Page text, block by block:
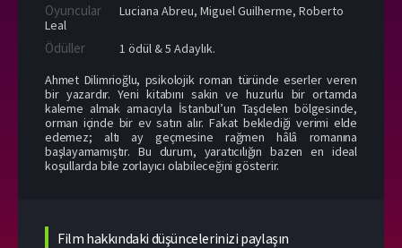
Oyuncular Luciana Abreu, Miguel Guilherme, Roberto
Leal
Ödüller
1 ödül & 5 Adaylık.
Ahmet Dilimrioğlu, psikolojik roman türünde eserler veren
bir yazardır. Yeni kitabını sakin ve huzurlu bir ortamda
kaleme almak amacıyla İstanbul’un Taşdelen bölgesinde,
orman içinde bir ev satın alır. Fakat beklediği verimi elde
edemez; altı ay geçmesine rağmen hâlâ romanına
başlayamamıştır. Bu durum, yaratıcılığın bazen en ideal
koşullarda bile zorlayıcı olabileceğini gösterir.
Film hakkındaki düşüncelerinizi paylaşın